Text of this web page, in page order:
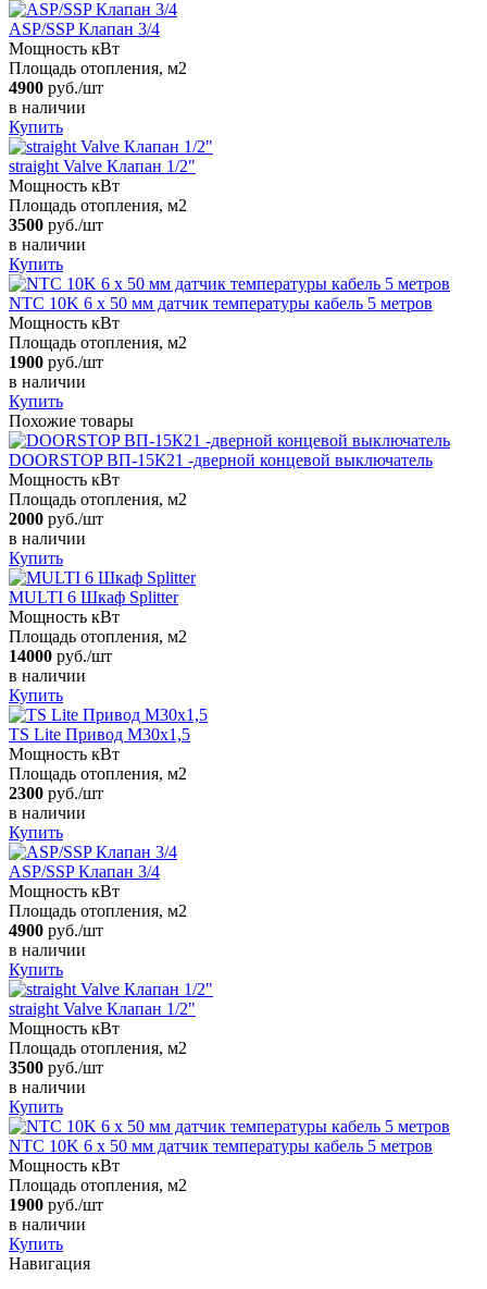
ASP/SSP Клапан 3/4
Мощность кВт
Площадь отопления, м2
4900 руб./шт
в наличии
Купить
straight Valve Клапан 1/2"
Мощность кВт
Площадь отопления, м2
3500 руб./шт
в наличии
Купить
NTC 10K 6 х 50 мм датчик температуры кабель 5 метров
Мощность кВт
Площадь отопления, м2
1900 руб./шт
в наличии
Купить
Похожие товары
DOORSTOP ВП-15К21 -дверной концевой выключатель
Мощность кВт
Площадь отопления, м2
2000 руб./шт
в наличии
Купить
MULTI 6 Шкаф Splitter
Мощность кВт
Площадь отопления, м2
14000 руб./шт
в наличии
Купить
TS Lite Привод M30x1,5
Мощность кВт
Площадь отопления, м2
2300 руб./шт
в наличии
Купить
ASP/SSP Клапан 3/4
Мощность кВт
Площадь отопления, м2
4900 руб./шт
в наличии
Купить
straight Valve Клапан 1/2"
Мощность кВт
Площадь отопления, м2
3500 руб./шт
в наличии
Купить
NTC 10K 6 х 50 мм датчик температуры кабель 5 метров
Мощность кВт
Площадь отопления, м2
1900 руб./шт
в наличии
Купить
Навигация